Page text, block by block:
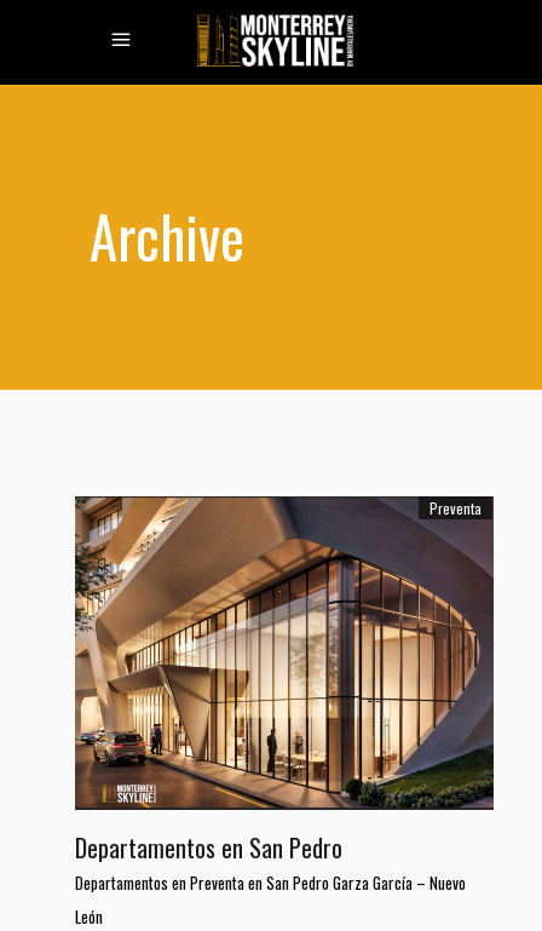
Archive
Preventa
Departamentos en San Pedro
Departamentos en Preventa en San Pedro Garza García – Nuevo
León